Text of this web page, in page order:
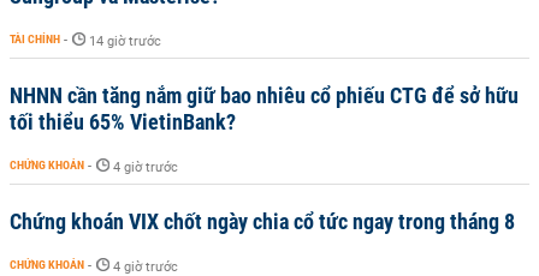
TÀI CHÍNH - 14 giờ trước
NHNN cần tăng nắm giữ bao nhiêu cổ phiếu CTG để sở hữu
tối thiểu 65% VietinBank?
CHỨNG KHOÁN - 4 giờ trước
Chứng khoán VIX chốt ngày chia cổ tức ngay trong tháng 8
CHỨNG KHOÁN - 4 giờ trước